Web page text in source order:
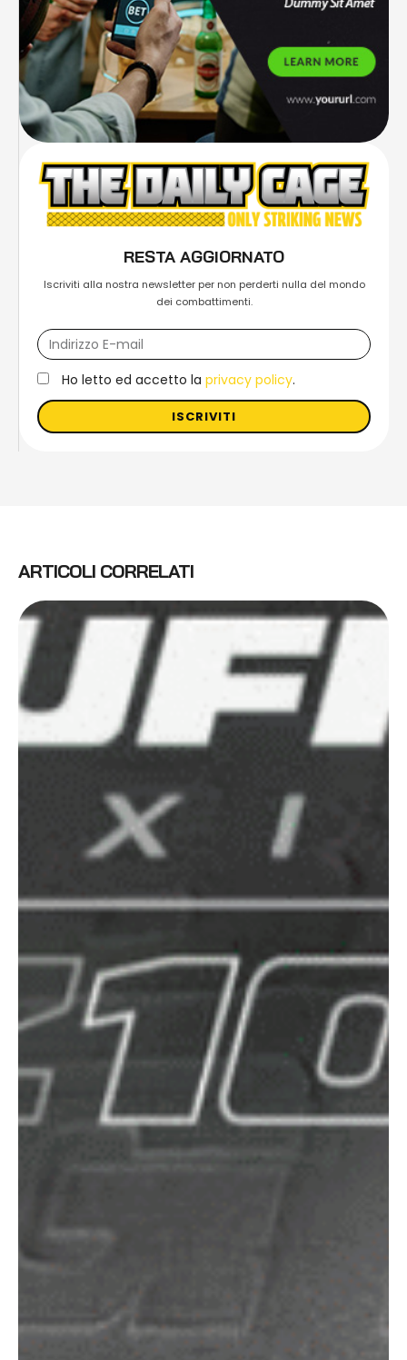
RESTA AGGIORNATO
Iscriviti alla nostra newsletter per non perderti nulla del mondo
dei combattimenti.
Ho letto ed accetto la privacy policy.
ISCRIVITI
ARTICOLI CORRELATI